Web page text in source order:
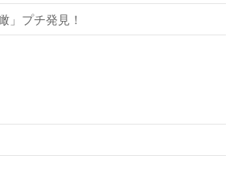
」プチ発見！